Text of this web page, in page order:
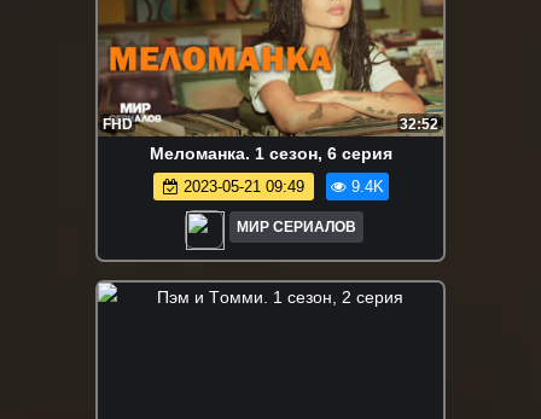
FHD 32:52
Meлoманкa. 1 сезон, 6 серия
2023-05-21 09:49 9.4K
МИР СЕРИАЛОВ